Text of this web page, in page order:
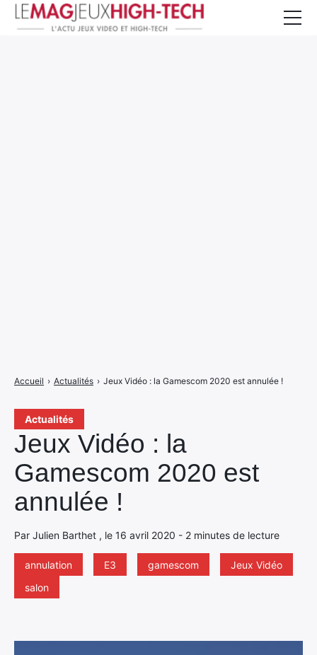
Actualités
Jeux Vidéo : la
Gamescom 2020 est
annulée !
Par Julien Barthet , le 16 avril 2020 - 2 minutes de lecture
annulation E3 gamescom
Jeux Vidéo
salon
Accueil › Actualités › Jeux Vidéo : la Gamescom 2020 est annulée !